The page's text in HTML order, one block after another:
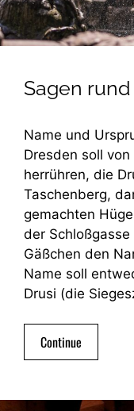
Sagen
Name und
Dresden soll
herrühren, die
Taschenberg,
gemachten
der
Gäßchen den
Name soll
Drusi (die
Continue